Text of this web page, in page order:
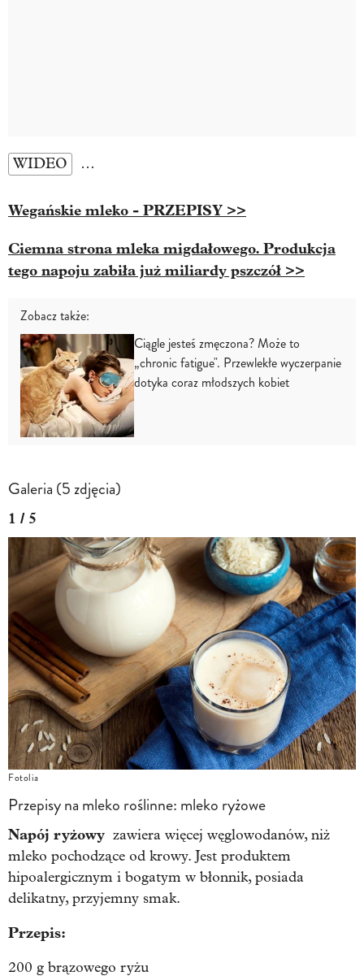
WIDEO …
Wegańskie mleko - PRZEPISY >>
Ciemna strona mleka migdałowego. Produkcja
tego napoju zabiła już miliardy pszczół >>
Zobacz także:
Ciągle jesteś zmęczona? Może to
„chronic fatigue". Przewlekłe wyczerpanie
dotyka coraz młodszych kobiet
Galeria (5 zdjęcia)
1 / 5
Fotolia
Przepisy na mleko roślinne: mleko ryżowe
Napój ryżowy zawiera więcej węglowodanów, niż
mleko pochodzące od krowy. Jest produktem
hipoalergicznym i bogatym w błonnik, posiada
delikatny, przyjemny smak.
Przepis:
200 g brązowego ryżu